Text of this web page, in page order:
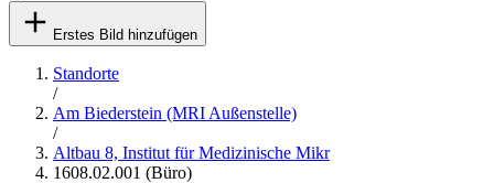
Erstes Bild hinzufügen
Standorte
/
Am Biederstein (MRI Außenstelle)
/
Altbau 8, Institut für Medizinische Mikr
1608.02.001 (Büro)